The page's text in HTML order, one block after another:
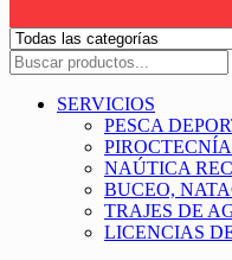
SERVICIOS
PESCA
NAÚTICA
BUCEO,
TRAJES DE
LICENCIAS